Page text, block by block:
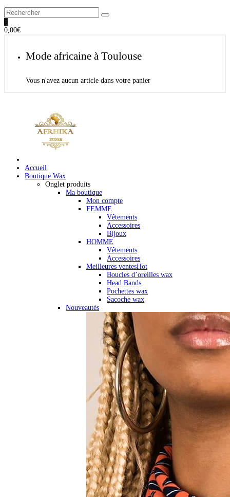
0
0,00€
Mode africaine à Toulouse
Vous n'avez aucun article dans votre panier
Accueil
Boutique Wax
Onglet produits
Ma boutique
Mon compte
FEMME
Vêtements
Accessoires
Bijoux
HOMME
Vêtements
Accessoires
Meilleures ventesHot
Boucles d’oreilles wax
Head Bands
Pochettes wax
Sacoche wax
Nouveautés